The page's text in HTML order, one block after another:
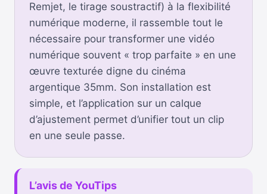
Remjet, le tirage soustractif) à la flexibilité
numérique moderne, il rassemble tout le
nécessaire pour transformer une vidéo
numérique souvent « trop parfaite » en une
œuvre texturée digne du cinéma
argentique 35mm. Son installation est
simple, et l’application sur un calque
d’ajustement permet d’unifier tout un clip
en une seule passe.
L’avis de YouTips